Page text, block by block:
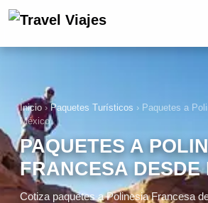
Inicio ›Paquetes Turísticos › Paquetes a
México
PAQUETES A
FRANCESA DESDE
Cotiza paquetes a Polinesia Francesa